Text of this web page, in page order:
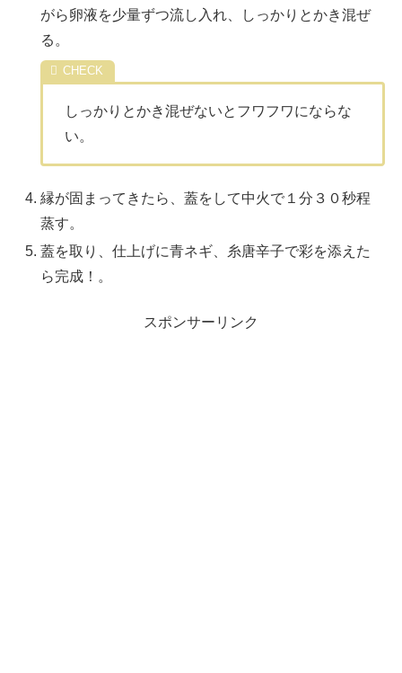
がら卵液を少量ずつ流し入れ、しっかりとかき混ぜ
る。
しっかりとかき混ぜないとフワフワにならな
い。
縁が固まってきたら、蓋をして中火で１分３０秒程
蒸す。
蓋を取り、仕上げに青ネギ、糸唐辛子で彩を添えた
ら完成！。
スポンサーリンク